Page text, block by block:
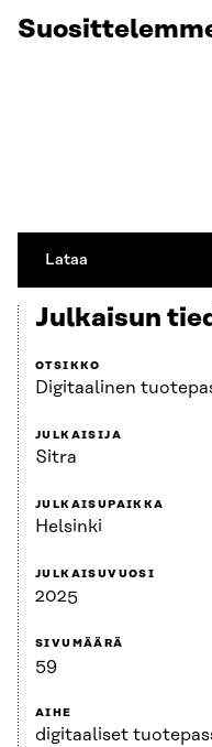
Lataa
Julkaisun
OTSIKKO
Digitaalinen
JULKAISIJA
Sitra
JULKAISUPAIKKA
Helsinki
JULKAISUVUOSI
2025
SIVUMÄÄRÄ
59
AIHE
digitaaliset